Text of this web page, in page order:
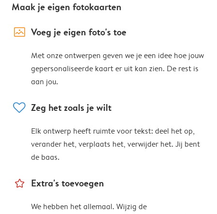
Maak je eigen fotokaarten
image_placeholder Voeg je eigen foto's toe
Met onze ontwerpen geven we je een idee hoe jouw
gepersonaliseerde kaart er uit kan zien. De rest is
aan jou.
heart Zeg het zoals je wilt
Elk ontwerp heeft ruimte voor tekst: deel het op,
verander het, verplaats het, verwijder het. Jij bent
de baas.
star_outline Extra's toevoegen
We hebben het allemaal. Wijzig de